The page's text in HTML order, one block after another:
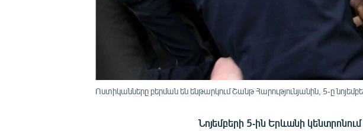
Ոստիկանները բերման են ենթարկում Շանթ Հարությունյանին, 5-ը
Նոյեմբերի 5-ին Երևանի